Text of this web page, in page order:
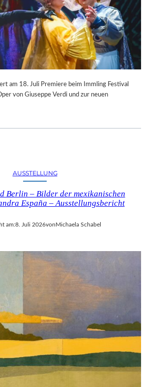
am 18. Juli Premiere beim Immling Festival
von Giuseppe Verdi und zur neuen
AUSSTELLUNG
Berlin – Bilder der mexikanischen
España – Ausstellungsbericht
am:8. Juli 2026vonMichaela Schabel